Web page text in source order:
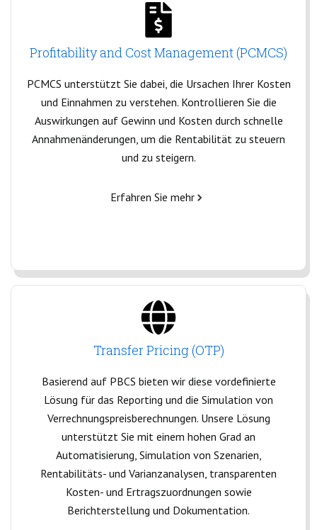
Profitability and Cost Management (PCMCS)
PCMCS unterstützt Sie dabei, die Ursachen Ihrer Kosten
und Einnahmen zu verstehen. Kontrollieren Sie die
Auswirkungen auf Gewinn und Kosten durch schnelle
Annahmenänderungen, um die Rentabilität zu steuern
und zu steigern.
Erfahren Sie mehr
Transfer Pricing (OTP)
Basierend auf PBCS bieten wir diese vordefinierte
Lösung für das Reporting und die Simulation von
Verrechnungspreisberechnungen. Unsere Lösung
unterstützt Sie mit einem hohen Grad an
Automatisierung, Simulation von Szenarien,
Rentabilitäts- und Varianzanalysen, transparenten
Kosten- und Ertragszuordnungen sowie
Berichterstellung und Dokumentation.